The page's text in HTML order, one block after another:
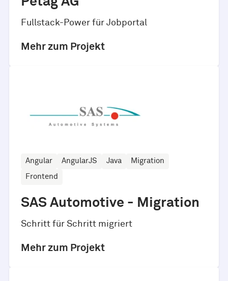
Fullstack-Power für Jobportal
Mehr zum Projekt
Angular AngularJS Java Migration
Frontend
SAS Automotive - Migration
Schritt für Schritt migriert
Mehr zum Projekt